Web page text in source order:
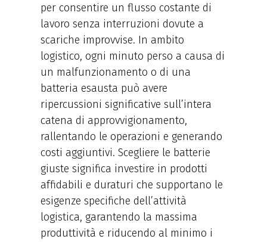
per consentire un flusso costante di
lavoro senza interruzioni dovute a
scariche improvvise. In ambito
logistico, ogni minuto perso a causa di
un malfunzionamento o di una
batteria esausta può avere
ripercussioni significative sull’intera
catena di approvvigionamento,
rallentando le operazioni e generando
costi aggiuntivi. Scegliere le batterie
giuste significa investire in prodotti
affidabili e duraturi che supportano le
esigenze specifiche dell’attività
logistica, garantendo la massima
produttività e riducendo al minimo i